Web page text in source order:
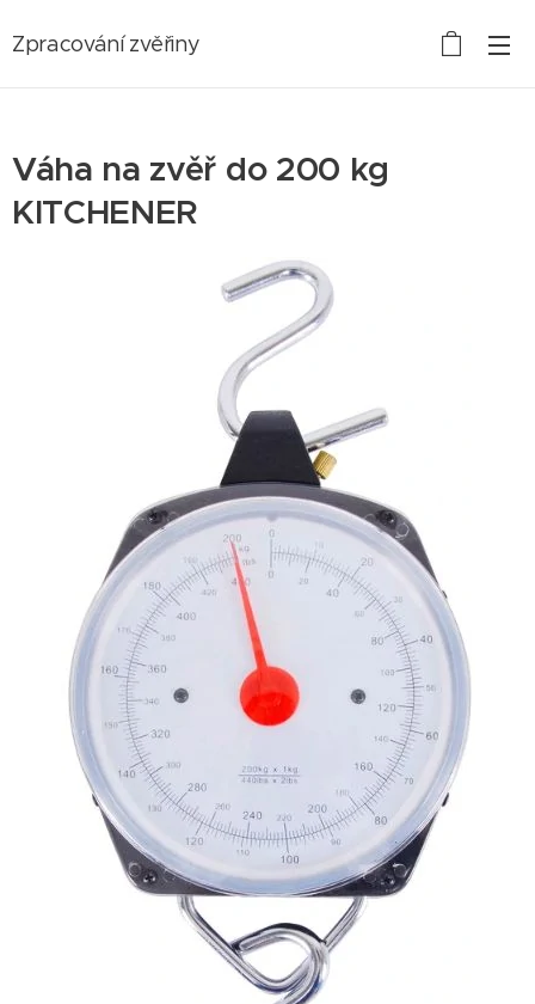
Zpracování zvěřiny
Váha na zvěř do 200 kg
KITCHENER